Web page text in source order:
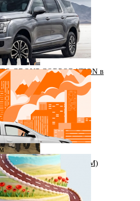
GROUP CORPORATION в
Great Wall Motor (GWM)